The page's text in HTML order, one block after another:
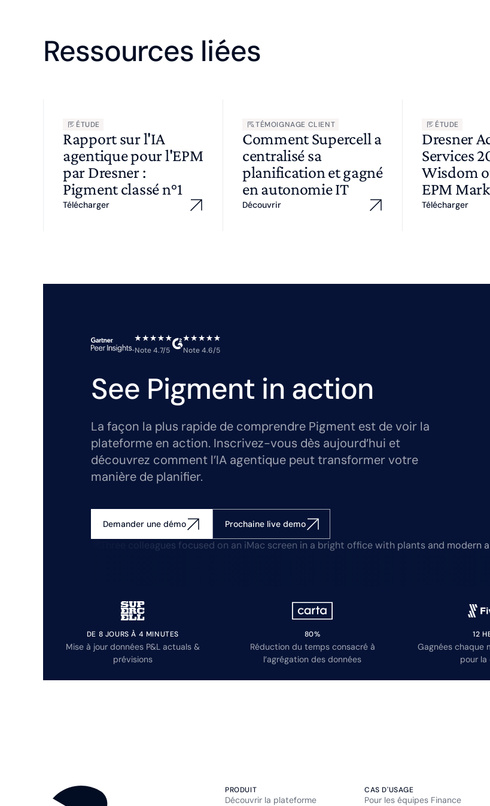
Ressources liées
ÉTUDE
Rapport sur l'IA
agentique pour l'EPM
par Dresner :
Pigment classé n°1
Télécharger
TÉMOIGNAGE CLIENT
Comment Supercell a
centralisé sa
planification et gagné
en autonomie IT
Découvrir
ÉTUDE
Dresner
Services
Wisdom
EPM
Télécharger
Note 4.7/5 Note 4.6/5
See Pigment in action
La façon la plus rapide de comprendre Pigment est de voir la
plateforme en action. Inscrivez-vous dès aujourd’hui et
découvrez comment l’IA agentique peut transformer votre
manière de planifier.
Demander une démo Prochaine live demo
DE 8 JOURS À 4 MINUTES
Mise à jour données P&L actuals &
prévisions
80%
Réduction du temps consacré à
l’agrégation des données
12
Gagnées chaque
pour la
PRODUIT
Découvrir la plateforme
CAS D'USAGE
Pour les équipes Finance